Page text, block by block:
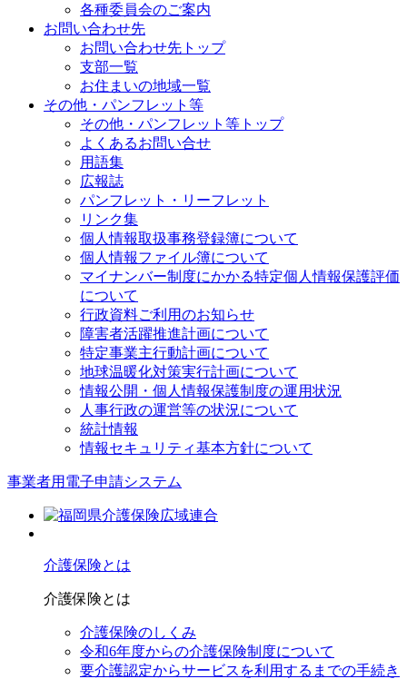
各種委員会のご案内
お問い合わせ先
お問い合わせ先トップ
支部一覧
お住まいの地域一覧
その他・パンフレット等
その他・パンフレット等トップ
よくあるお問い合せ
用語集
広報誌
パンフレット・リーフレット
リンク集
個人情報取扱事務登録簿について
個人情報ファイル簿について
マイナンバー制度にかかる特定個人情報保護評価
について
行政資料ご利用のお知らせ
障害者活躍推進計画について
特定事業主行動計画について
地球温暖化対策実行計画について
情報公開・個人情報保護制度の運用状況
人事行政の運営等の状況について
統計情報
情報セキュリティ基本方針について
事業者用電子申請システム
介護保険とは
介護保険とは
介護保険のしくみ
令和6年度からの介護保険制度について
要介護認定からサービスを利⽤するまでの⼿続き